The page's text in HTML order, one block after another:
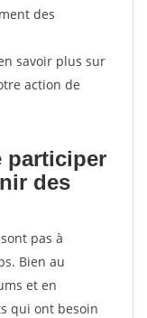
des
savoir plus sur
action de
participer
des
pas à
Bien au
et en
qui ont besoin